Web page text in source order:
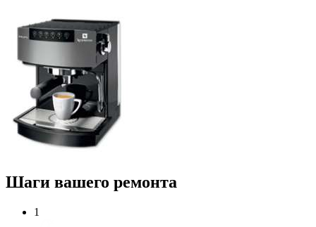
Шаги вашего ремонта
1